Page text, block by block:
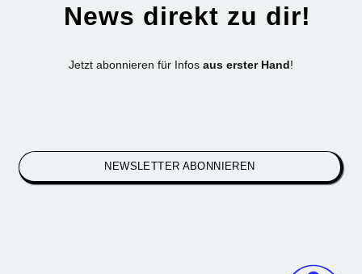
News direkt zu dir!
Jetzt abonnieren für Infos aus erster Hand!
NEWSLETTER ABONNIEREN